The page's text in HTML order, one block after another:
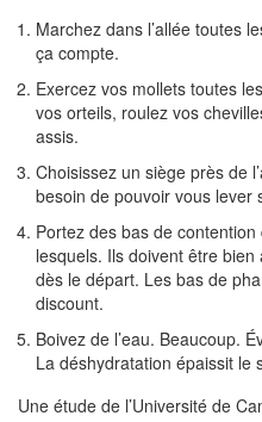
Marchez dans l’allée toutes
ça compte.
Exercez vos mollets toutes
vos orteils, roulez vos
assis.
Choisissez un siège près de
besoin de pouvoir vous lever
Portez des bas de
lesquels. Ils doivent être
dès le départ. Les bas de
discount.
Boivez de l’eau. Beaucoup.
La déshydratation épaissit le
Une étude de l’Université de